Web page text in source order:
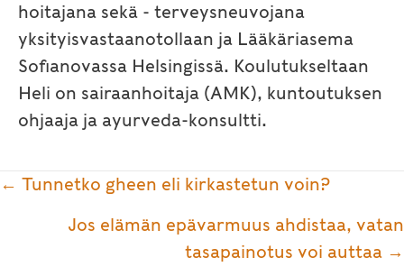
hoitajana sekä - terveysneuvojana
yksityisvastaanotollaan ja Lääkäriasema
Sofianovassa Helsingissä. Koulutukseltaan
Heli on sairaanhoitaja (AMK), kuntoutuksen
ohjaaja ja ayurveda-konsultti.
Posts
navigation
← Tunnetko gheen eli kirkastetun voin?
Jos elämän epävarmuus ahdistaa, vatan
tasapainotus voi auttaa →